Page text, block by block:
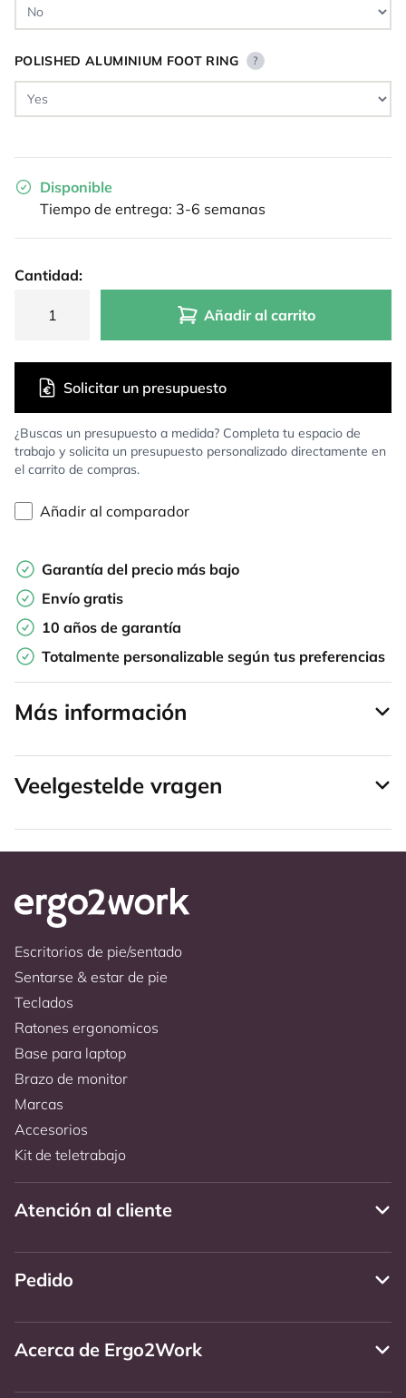
POLISHED ALUMINIUM FOOT RING ?
Disponible
Tiempo de entrega: 3-6 semanas
Cantidad:
Añadir al carrito
¿Buscas un presupuesto a medida? Completa tu espacio de
trabajo y solicita un presupuesto personalizado directamente en
el carrito de compras.
Solicitar un presupuesto
Añadir al comparador
Garantía del precio más bajo
Envío gratis
10 años de garantía
Totalmente personalizable según tus preferencias
Más información
Veelgestelde vragen
Escritorios de pie/sentado
Sentarse & estar de pie
Teclados
Ratones ergonomicos
Base para laptop
Brazo de monitor
Marcas
Accesorios
Kit de teletrabajo
Atención al cliente
Pedido
Acerca de Ergo2Work